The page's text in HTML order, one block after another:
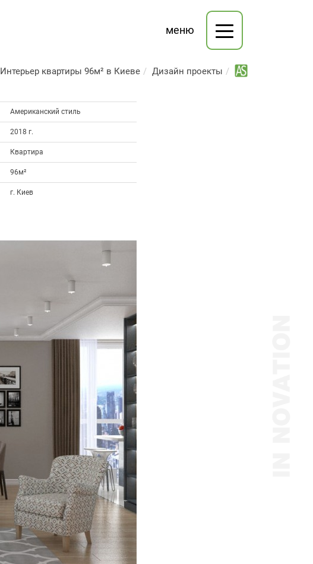
меню
Дизайн проекты
Интерьер квартиры 96м² в Киеве
Американский стиль
2018 г.
Квартира
96м²
г. Киев